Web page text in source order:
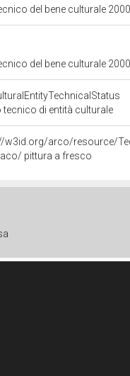
del bene culturale
del bene culturale
tecnico di entità culturale
w3id.org/arco/resource/
pittura a fresco